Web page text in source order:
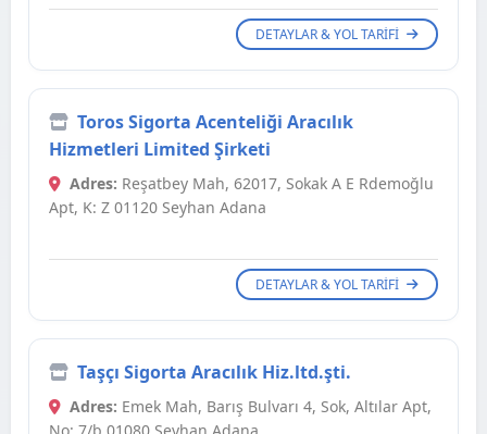
DETAYLAR & YOL TARIFI
Toros Sigorta Acenteliği Aracılık
Hizmetleri Limited Şirketi
Adres: Reşatbey Mah, 62017, Sokak A E Rdemoğlu
Apt, K: Z 01120 Seyhan Adana
DETAYLAR & YOL TARIFI
Taşçı Sigorta Aracılık Hiz.ltd.şti.
Adres: Emek Mah, Barış Bulvarı 4, Sok, Altılar Apt,